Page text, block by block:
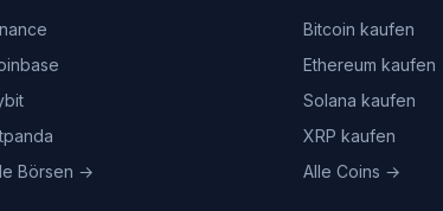
Börsen →
Bitcoin kaufen
Ethereum kaufen
Solana kaufen
XRP kaufen
Alle Coins →